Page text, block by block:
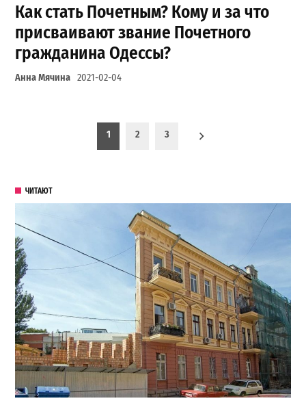
Как стать Почетным? Кому и за что
присваивают звание Почетного
гражданина Одессы?
Анна Мячина 2021-02-04
Пагинация записей
1 2 3
ЧИТАЮТ